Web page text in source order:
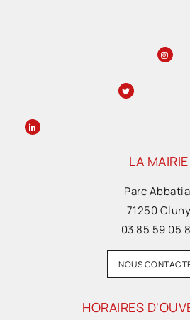
LA MAIRIE
Parc
71250 Cluny
03 85 59 05
NOUS
HORAIRES